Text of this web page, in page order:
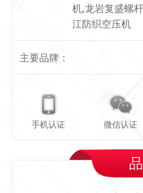
机,龙岩复盛螺
江防织空压机
主要品牌：
手机认证 微信认证